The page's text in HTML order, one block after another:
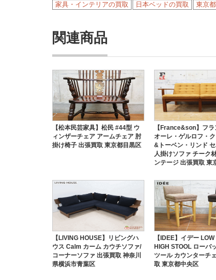
家具・インテリアの買取
日本ベッドの買取 東京
関連商品
【松本民芸家具】松民 #44型 ウ
ィンザーチェア アームチェア 肘
掛け椅子 出張買取 東京都目黒区
【France&son】フ
オーレ・ゲルロフ・
&トーベン・リンド
人掛けソファ チーク
ンテージ 出張買取 東
【LIVING HOUSE】リビングハ
ウス Calm カーム カウチソファ/
コーナーソファ 出張買取 神奈川
県横浜市青葉区
【IDEE】イデー
HIGH STOOL ローバ
ツール カウンターチ
取 東京都中央区